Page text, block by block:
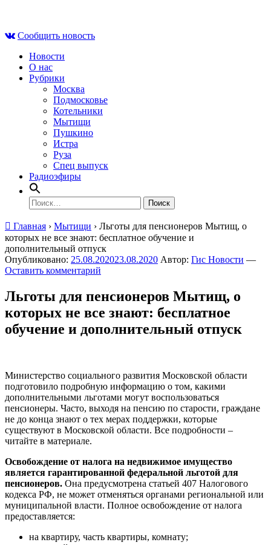
contentСообщить новость
Новости
О нас
Рубрики
Москва
Подмосковье
Котельники
Мытищи
Пушкино
Истра
Руза
Спец выпуск
Радиоэфиры
Найти:
Главная › Мытищи › Льготы для пенсионеров Мытищ, о
которых не все знают: бесплатное обучение и
дополнительный отпуск
Опубликовано: 25.08.202023.08.2020 Автор: Гис Новости —
Оставить комментарий
Льготы для пенсионеров Мытищ, о
которых не все знают: бесплатное
обучение и дополнительный отпуск
Министерство социального развития Московской области
подготовило подробную информацию о том, какими
дополнительными льготами могут воспользоваться
пенсионеры. Часто, выходя на пенсию по старости, граждане
не до конца знают о тех мерах поддержки, которые
существуют в Московской области. Все подробности –
читайте в материале.
Освобождение от налога на недвижимое имущество
является гарантированной федеральной льготой для
пенсионеров. Она предусмотрена статьей 407 Налогового
кодекса РФ, не может отменяться органами региональной или
муниципальной власти. Полное освобождение от налога
предоставляется:
на квартиру, часть квартиры, комнату;